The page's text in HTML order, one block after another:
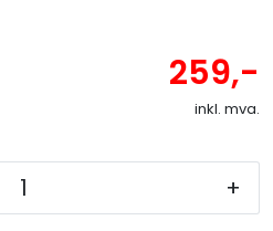
259,-
inkl. mva.
+